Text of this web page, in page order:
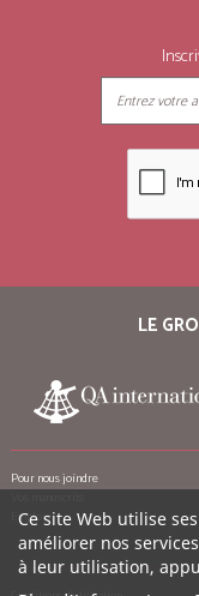
LE
Pour nous joindre
Emplois
Ce site Web utilise
améliorer nos
à leur utilisation,